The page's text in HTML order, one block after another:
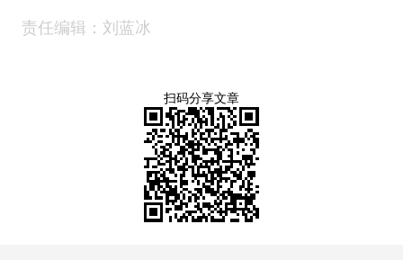
责任编辑：刘蓝冰
扫码分享文章